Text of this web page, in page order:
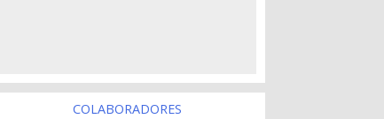
COLABORADORES